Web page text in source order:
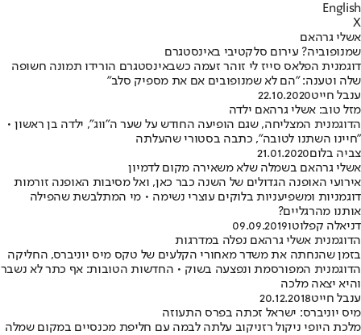
English
X
אשלי גרהאם
שמנופוביה? עירום סלקטיבי באינסטגרם
דוגמנית הפלאס סייז לי זוהר זעמה כשבאינסטגרם הורידו תמונה חשופה
שלה וטענה: "הם לא שמנופובים אם את מספיק סלב"
ענבל חייט22.10.2020
מזל טוב: אשלי גרהאם ילדה
הדוגמנית המצליחה, שגם הופיעה החודש על שער ה"ווג", ילדה בן ראשון •
"חיינו השתנו לטובה", כתבה בסטורי שהעלתה
צביה בלום21.01.2020
אשלי גרהאם בשמלה שלא משאירה מקום לדמיון
אירועי האופנה הגדולים של השנה כבר כאן, ואל מסיבות האופנה זורמות
דוגמניות ומשפיעניות בלוקים עוצרי נשימה • מי המתלבשת שהפילה
אותנו מהרגליים?
דניאלה קפלוטו09.09.2019
הדוגמנית אשלי גרהאם נפלה במדרגות
בזמן שהנחתה את משדר מאחורי הקלעים של טקס מיס יוניברס, החליקה
הדוגמנית המפורסמת ונפצעה בשוק • החדשות הטובות: אף כתר לא נשבר
והיא יצאה מלכה
ענבל חייט20.12.2018
מיס יוניברס: ישראל זכתה בפרס התעוזה
מלכת היופי ניקול רזניקוב עלתה לבמה עם חליפת מכנסיים במקום שמלה